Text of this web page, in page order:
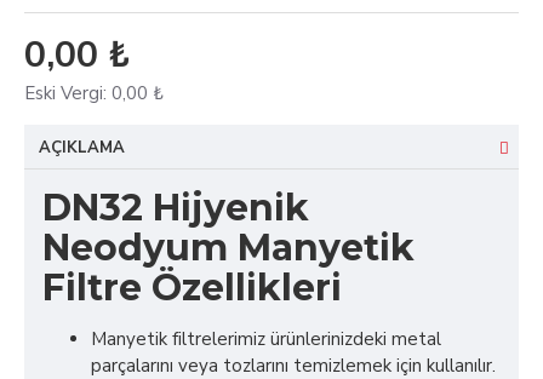
0,00 ₺
Eski Vergi: 0,00 ₺
AÇIKLAMA
DN32 Hijyenik
Neodyum Manyetik
Filtre Özellikleri
Manyetik filtrelerimiz ürünlerinizdeki metal
parçalarını veya tozlarını temizlemek için kullanılır.